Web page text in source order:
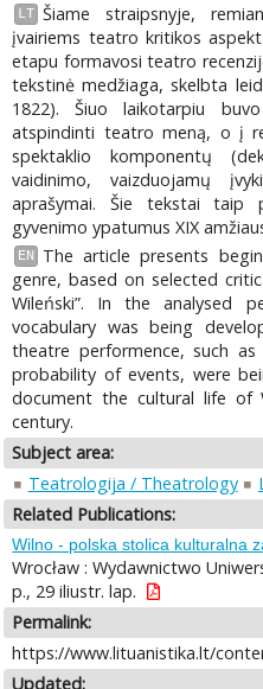
LT Šiame straipsnyje,
įvairiems teatro kritikos
etapu formavosi teatro
tekstinė medžiaga, skelbta
1822). Šiuo laikotarpiu
atspindinti teatro meną, o į
spektaklio komponentų
vaidinimo, vaizduojamų
aprašymai. Šie tekstai taip
gyvenimo ypatumus XIX
EN
The article presents
genre, based on selected
Wileński”. In the analysed
vocabulary was being
theatre performence, such
probability of events, were
document the cultural life of
century.
Subject area:
Teatrologija / Theatrology
Related Publications:
Wilno - polska stolica kulturalna
Wrocław : Wydawnictwo
p., 29 iliustr. lap.
Permalink:
https://www.lituanistika.lt/
Updated: